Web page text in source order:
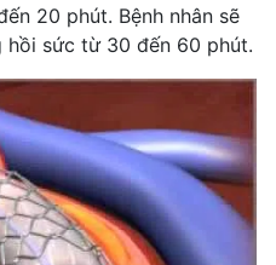
20 phút. Bệnh nhân sẽ
sức từ 30 đến 60 phút.